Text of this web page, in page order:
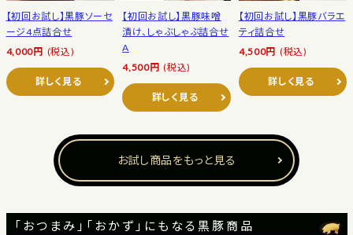
【初回お試し】黒豚ソーセ
ージ4点詰合せ
4,000円 (税込)
詳しく見る
【初回お試し】黒豚味噌
漬け、しゃぶしゃぶ詰合せ
A
4,500円 (税込)
詳しく見る
【初回お試し】黒豚バラエ
ティ詰合せ
4,500円 (税込)
詳しく見る
お試し商品をもっと見る
「おつまみ」「おかず」にもなる黒豚商品